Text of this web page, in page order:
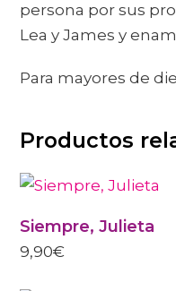
persona por sus
Lea y James y
Para mayores de
Productos
Siempre, Julieta
9,90€